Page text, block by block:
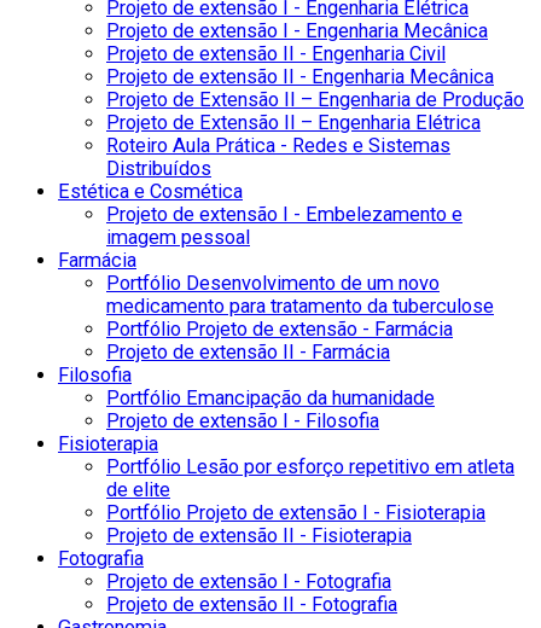
Projeto de extensão I - Engenharia Elétrica
Projeto de extensão I - Engenharia Mecânica
Projeto de extensão II - Engenharia Civil
Projeto de extensão II - Engenharia Mecânica
Projeto de Extensão II – Engenharia de Produção
Projeto de Extensão II – Engenharia Elétrica
Roteiro Aula Prática - Redes e Sistemas
Distribuídos
Estética e Cosmética
Projeto de extensão I - Embelezamento e
imagem pessoal
Farmácia
Portfólio Desenvolvimento de um novo
medicamento para tratamento da tuberculose
Portfólio Projeto de extensão - Farmácia
Projeto de extensão II - Farmácia
Filosofia
Portfólio Emancipação da humanidade
Projeto de extensão I - Filosofia
Fisioterapia
Portfólio Lesão por esforço repetitivo em atleta
de elite
Portfólio Projeto de extensão I - Fisioterapia
Projeto de extensão II - Fisioterapia
Fotografia
Projeto de extensão I - Fotografia
Projeto de extensão II - Fotografia